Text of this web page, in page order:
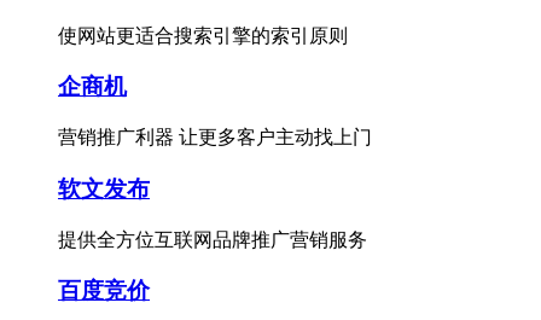
使网站更适合搜索引擎的索引原则
企商机
营销推广利器 让更多客户主动找上门
软文发布
提供全方位互联网品牌推广营销服务
百度竞价